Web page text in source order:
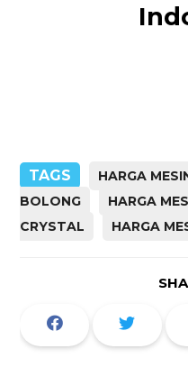
TAGS
HARGA
BOLONG
HARGA
CRYSTAL
HARGA